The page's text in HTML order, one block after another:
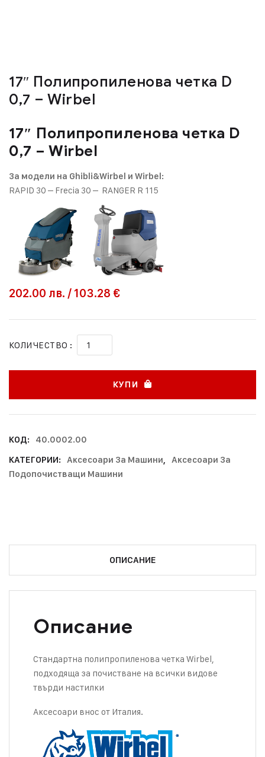
17″ Полипропиленовa четкa D
0,7 – Wirbel
17″ Полипропиленовa четкa D
0,7 – Wirbel
За модели на Ghibli&Wirbel и Wirbel:
RAPID 30 – Frecia 30 – RANGER R 115
202.00 лв. / 103.28 €
КОЛИЧЕСТВО :
КУПИ
КОД:
40.0002.00
КАТЕГОРИИ:
Аксесоари За Машини,
Аксесоари За
Подопочистващи Машини
ОПИСАНИЕ
Описание
Стандартна полипропиленова четка Wirbel,
подходяща за почистване на всички видове
твърди настилки
Аксесоари внос от Италия.